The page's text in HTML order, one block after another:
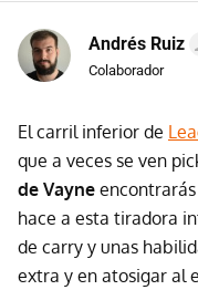
Andrés Ruiz
Colaborador
El carril inferior de
que a veces se ven
de Vayne encontrarás
hace a esta tiradora
de carry y unas
extra y en atosigar al